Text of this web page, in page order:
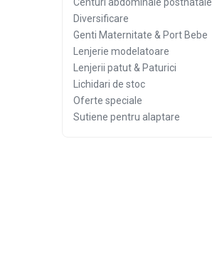
Diversificare
Genti Maternitate & Port Bebe
Lenjerie modelatoare
Lenjerii patut & Paturici
Lichidari de stoc
Oferte speciale
Sutiene pentru alaptare